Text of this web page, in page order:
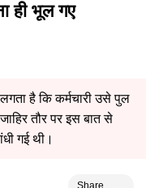
ही भूल गए
है कि कर्मचारी उसे पुल
तौर पर इस बात से
गई थी।
Share